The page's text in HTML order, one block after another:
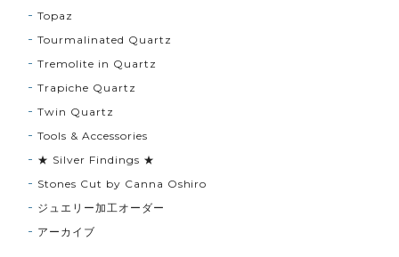
Topaz
Tourmalinated Quartz
Tremolite in Quartz
Trapiche Quartz
Twin Quartz
Tools & Accessories
★ Silver Findings ★
Stones Cut by Canna Oshiro
ジュエリー加工オーダー
アーカイブ